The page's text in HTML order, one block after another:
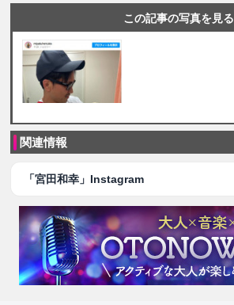
この記事の写真を見る
関連情報
「宮田和幸」Instagram